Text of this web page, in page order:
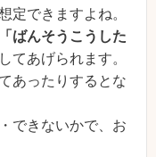
定できますよね。
「ばんそうこうした
てあげられます。
あったりするとな
できないかで、お